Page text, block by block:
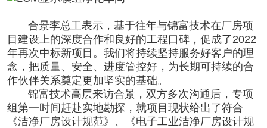
合景李总工表示，基于往年与锦富技术在厂房项
目建设上的深度合作和良好的工程口碑，促成了2022
年再次中标新项目 。我们将持续坚持服务好客户的理
念，把质量、安全、进度管控好，为长期可持续的合
作伙伴关系奠定更加坚实的基础。
锦富技术高层来访合景，双方多次沟通后，专项
组第一时间赶赴实地勘探，就项目现状给出了符合
《洁净厂房设计规范》、《电子工业洁净厂房设计规